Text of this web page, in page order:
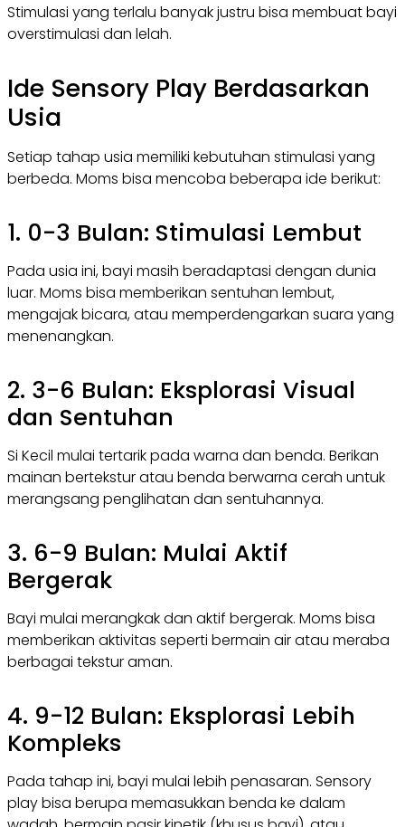
Stimulasi yang terlalu banyak justru bisa membuat bayi
overstimulasi dan lelah.
Ide Sensory Play Berdasarkan
Usia
Setiap tahap usia memiliki kebutuhan stimulasi yang
berbeda. Moms bisa mencoba beberapa ide berikut:
1. 0-3 Bulan: Stimulasi Lembut
Pada usia ini, bayi masih beradaptasi dengan dunia
luar. Moms bisa memberikan sentuhan lembut,
mengajak bicara, atau memperdengarkan suara yang
menenangkan.
2. 3-6 Bulan: Eksplorasi Visual
dan Sentuhan
Si Kecil mulai tertarik pada warna dan benda. Berikan
mainan bertekstur atau benda berwarna cerah untuk
merangsang penglihatan dan sentuhannya.
3. 6-9 Bulan: Mulai Aktif
Bergerak
Bayi mulai merangkak dan aktif bergerak. Moms bisa
memberikan aktivitas seperti bermain air atau meraba
berbagai tekstur aman.
4. 9-12 Bulan: Eksplorasi Lebih
Kompleks
Pada tahap ini, bayi mulai lebih penasaran. Sensory
play bisa berupa memasukkan benda ke dalam